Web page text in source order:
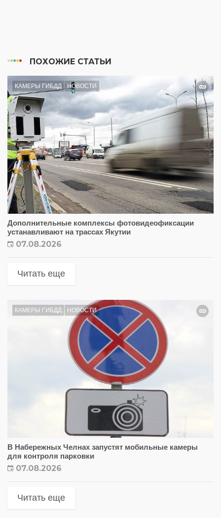
ПОХОЖИЕ СТАТЬИ
КАМЕРЫ ГИБДД НОВОСТИ
Дополнительные комплексы фотовидеофиксации
устанавливают на трассах Якутии
07.08.2026
Читать еще
КАМЕРЫ ГИБДД НОВОСТИ
В Набережных Челнах запустят мобильные камеры
для контроля парковки
07.08.2026
Читать еще